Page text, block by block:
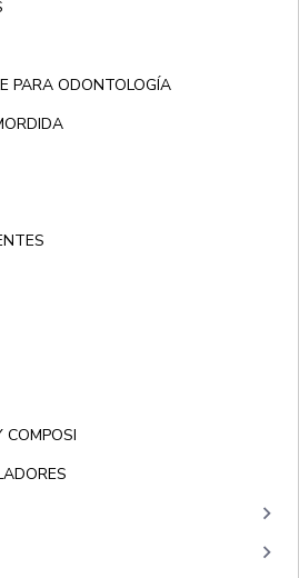
PARA ODONTOLOGÍA
COMPOSI
keyboard_arrow_right
keyboard_arrow_right